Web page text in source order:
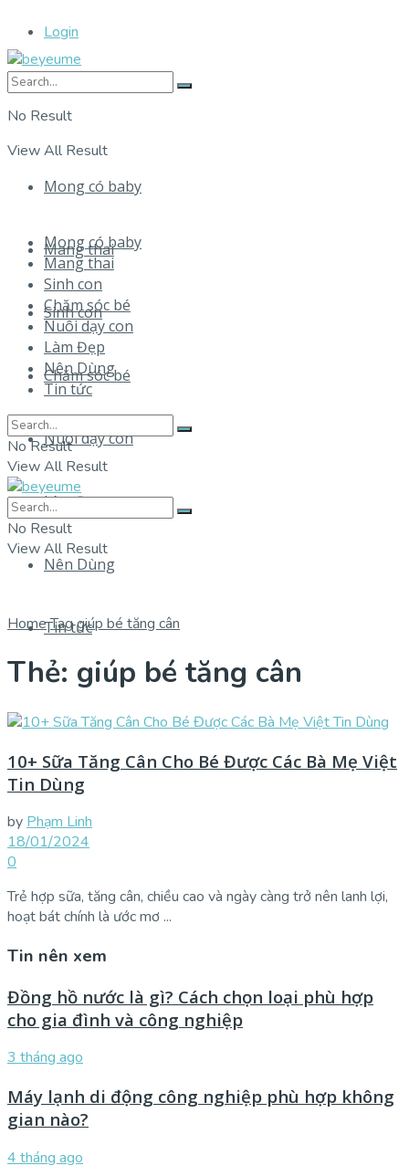
Login
No Result
View All Result
Mong có baby
Mang thai
Sinh con
Chăm sóc bé
Nuôi dạy con
Làm Đẹp
Nên Dùng
Tin tức
Mong có baby
Mang thai
Sinh con
Chăm sóc bé
Nuôi dạy con
Làm Đẹp
Nên Dùng
Tin tức
No Result
View All Result
No Result
View All Result
HomeTaggiúp bé tăng cân
Thẻ: giúp bé tăng cân
10+ Sữa Tăng Cân Cho Bé Được Các Bà Mẹ Việt
Tin Dùng
by Phạm Linh
18/01/2024
0
Trẻ hợp sữa, tăng cân, chiều cao và ngày càng trở nên lanh lợi,
hoạt bát chính là ước mơ ...
Tin nên xem
Đồng hồ nước là gì? Cách chọn loại phù hợp
cho gia đình và công nghiệp
3 tháng ago
Máy lạnh di động công nghiệp phù hợp không
gian nào?
4 tháng ago